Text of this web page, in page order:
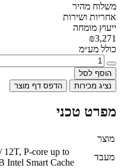
משלוח מהיר
אחריות ושירות
ייעוץ מומחה
₪3,271
כולל מע״מ
הוסף לסל
נציג מכירות
הדפס דף מוצר
מפרט טכני
מוצר
מעבד
P-core up to
Intel Smart Cache